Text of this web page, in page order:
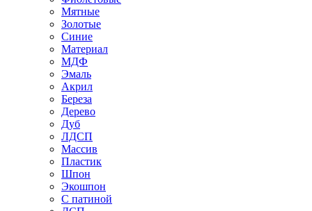
Мятные
Золотые
Синие
Материал
МДФ
Эмаль
Акрил
Береза
Дерево
Дуб
ЛДСП
Массив
Пластик
Шпон
Экошпон
С патиной